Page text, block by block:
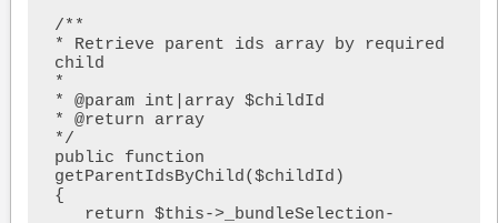
/**
* Retrieve parent ids array by required
child
*
* @param int|array $childId
* @return array
*/
public function
getParentIdsByChild($childId)
{